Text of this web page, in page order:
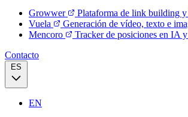
Growwer
Plataforma de link building y
Vuela
Generación de vídeo, texto e
Mencoro
Tracker de posiciones en IA
Contacto
EN